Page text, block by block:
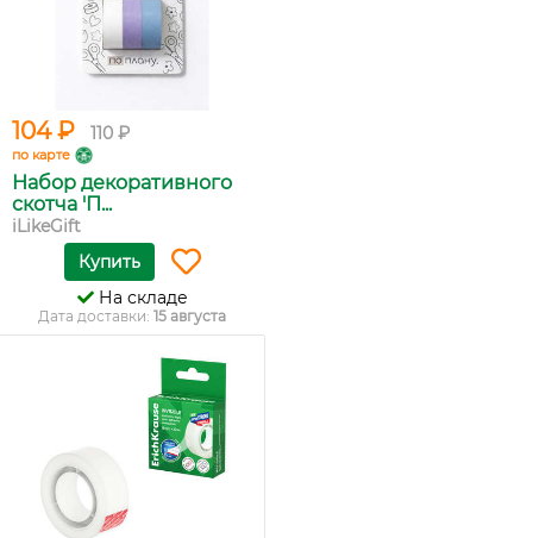
104 ₽ 110 ₽
по карте
Набор декоративного
скотча 'П...
iLikeGift
Купить
На складе
Дата доставки: 15 августа